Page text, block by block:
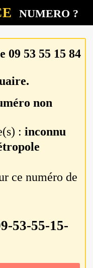
NUMERO ?
09 53 55 15 84
non
:inconnu
ce numéro de
53-55-15-